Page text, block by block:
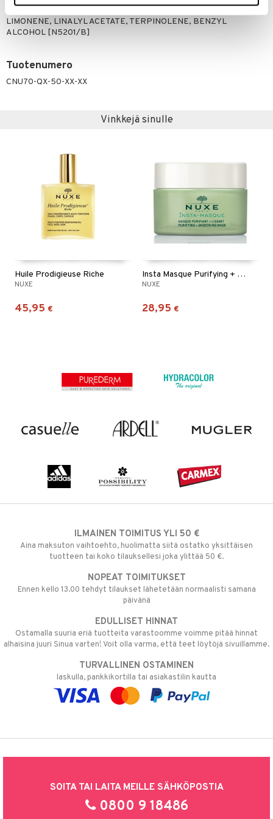
LIMONENE, LINALYL ACETATE, TERPINOLENE, BENZYL
ALCOHOL [N5201/B]
Tuotenumero
CNU70-QX-50-XX-XX
Vinkkejä sinulle
Huile Prodigieuse Riche
NUXE
45,95 €
Insta Masque Purifying + Smoothing Mask
NUXE
28,95 €
ILMAINEN TOIMITUS YLI 50 €
Aina maksuton vaihtoehto, huolimatta siitä ostatko yksittäisen
tuotteen tai koko tilauksellesi joka ylittää 50 €.
NOPEAT TOIMITUKSET
Ennen kello 13.00 tehdyt tilaukset lähetetään normaalisti samana
päivänä
EDULLISET HINNAT
Ostamalla suuria eriä tuotteita varastoomme voimme pitää hinnat
alhaisina juuri Sinua varten! Voit olla varma, että teet löytöjä sivuillamme.
TURVALLINEN OSTAMINEN
laskulla, pankkikortilla tai asiakastilin kautta
SOITA TAI LAITA MEILLE SÄHKÖPOSTIA
0800 9 18486